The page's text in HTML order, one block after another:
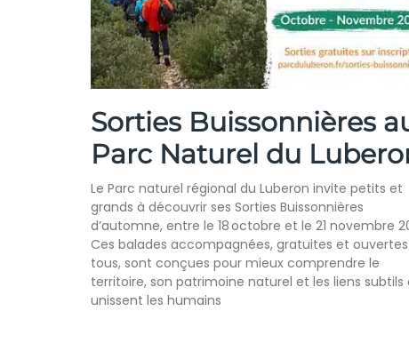
Sorties Buissonnières
Parc Naturel du
Le Parc naturel régional du Luberon invite petits et
grands à découvrir ses Sorties Buissonnières
d’automne, entre le 18 octobre et le 21 novembre
Ces balades accompagnées, gratuites et
tous, sont conçues pour mieux comprendre le
territoire, son patrimoine naturel et les liens subtils
unissent les humains